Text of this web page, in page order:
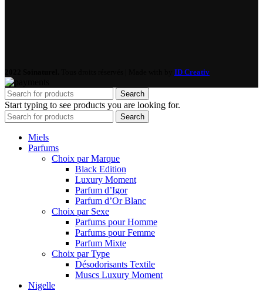
ID Creativ
Search
Start typing to see products you are looking for.
Search
Miels
Parfums
Choix par Marque
Black Edition
Luxury Moment
Parfum d’Igor
Parfum d’Or Blanc
Choix par Sexe
Parfums pour Homme
Parfums pour Femme
Parfum Mixte
Choix par Type
Désodorisants Textile
Muscs Luxury Moment
Nigelle